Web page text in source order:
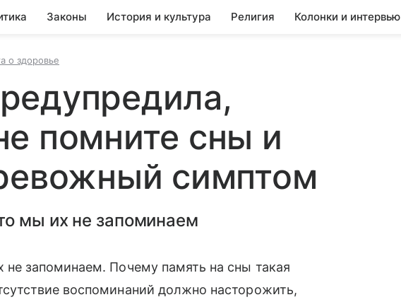
Законы История и культура Религия Колонки и интервью
о здоровье
помните сны и
симптом
мы их не запоминаем
запоминаем. Почему память на сны такая
воспоминаний должно насторожить,